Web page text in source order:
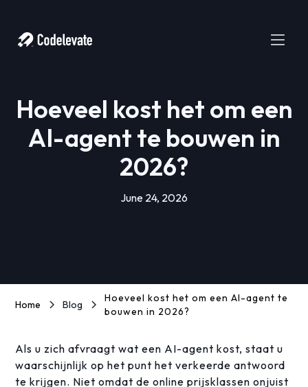
Hoeveel kost het om een
AI-agent te bouwen in
2026?
June 24, 2026
Home Blog
Hoeveel kost het om een AI-agent te
bouwen in 2026?
Als u zich afvraagt wat een AI-agent kost, staat u
waarschijnlijk op het punt het verkeerde antwoord
te krijgen. Niet omdat de online prijsklassen onjuist